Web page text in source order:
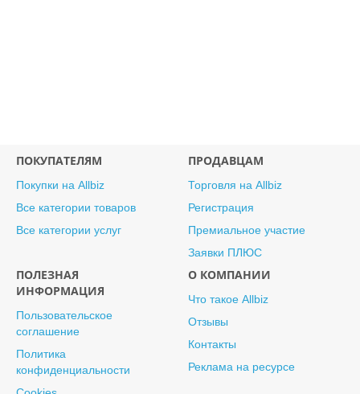
ПОКУПАТЕЛЯМ
Покупки на Allbiz
Все категории товаров
Все категории услуг
ПРОДАВЦАМ
Торговля на Allbiz
Регистрация
Премиальное участие
Заявки ПЛЮС
ПОЛЕЗНАЯ
ИНФОРМАЦИЯ
Пользовательское
соглашение
Политика
конфиденциальности
О КОМПАНИИ
Что такое Allbiz
Отзывы
Контакты
Реклама на ресурсе